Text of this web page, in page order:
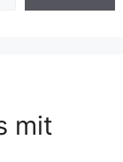
mit